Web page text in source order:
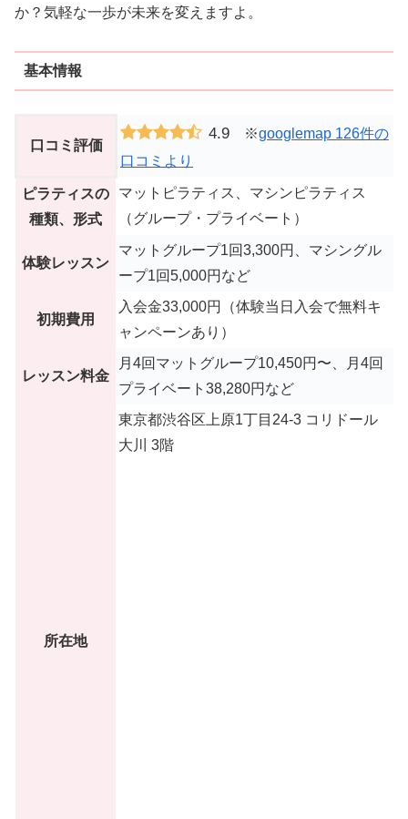
か？気軽な一歩が未来を変えますよ。
基本情報
口コミ評価
4.9※googlemap 126件の
口コミより
ピラティスの
種類、形式
マットピラティス、マシンピラティス
（グループ・プライベート）
体験レッスン
マットグループ1回3,300円、マシングル
ープ1回5,000円など
初期費用
入会金33,000円（体験当日入会で無料キ
ャンペーンあり）
レッスン料金
月4回マットグループ10,450円〜、月4回
プライベート38,280円など
所在地
東京都渋谷区上原1丁目24-3 コリドール
大川 3階